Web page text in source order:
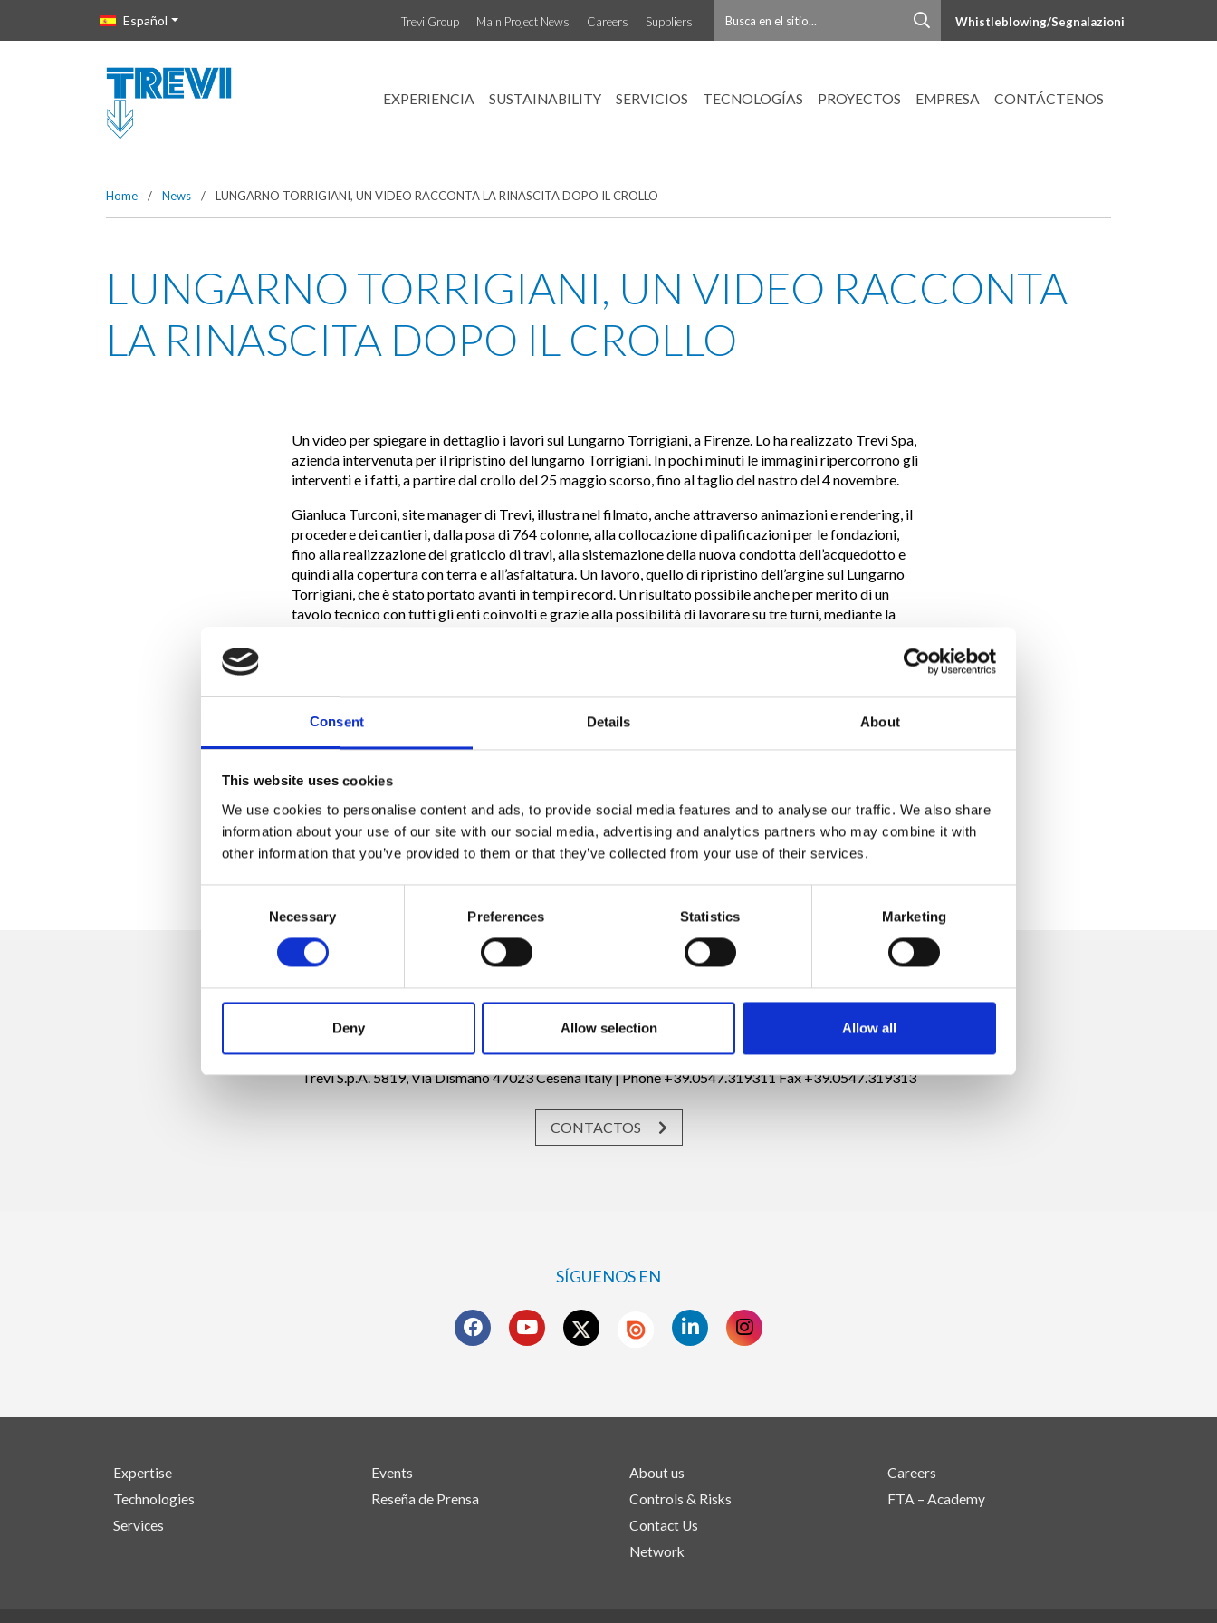
Consent Details About
This website uses cookies
We use cookies to personalise content and ads, to provide social media features and to analyse our traffic. We also share
information about your use of our site with our social media, advertising and analytics partners who may combine it with
other information that you’ve provided to them or that they’ve collected from your use of their services.
Necessary Preferences Statistics Marketing
Deny Allow selection Allow all
Español Trevi Group Main Project News Careers Suppliers Whistleblowing/Segnalazioni
EXPERIENCIA SUSTAINABILITY SERVICIOS TECNOLOGÍAS PROYECTOS EMPRESA CONTÁCTENOS
Home / News / LUNGARNO TORRIGIANI, UN VIDEO RACCONTA LA RINASCITA DOPO IL CROLLO
LUNGARNO TORRIGIANI, UN VIDEO RACCONTA
LA RINASCITA DOPO IL CROLLO
Un video per spiegare in dettaglio i lavori sul Lungarno Torrigiani, a Firenze. Lo ha realizzato Trevi Spa,
azienda intervenuta per il ripristino del lungarno Torrigiani. In pochi minuti le immagini ripercorrono gli
interventi e i fatti, a partire dal crollo del 25 maggio scorso, fino al taglio del nastro del 4 novembre.
Gianluca Turconi, site manager di Trevi, illustra nel filmato, anche attraverso animazioni e rendering, il
procedere dei cantieri, dalla posa di 764 colonne, alla collocazione di palificazioni per le fondazioni,
fino alla realizzazione del graticcio di travi, alla sistemazione della nuova condotta dell’acquedotto e
quindi alla copertura con terra e all’asfaltatura. Un lavoro, quello di ripristino dell’argine sul Lungarno
Torrigiani, che è stato portato avanti in tempi record. Un risultato possibile anche per merito di un
tavolo tecnico con tutti gli enti coinvolti e grazie alla possibilità di lavorare su tre turni, mediante la
propria società d’ingegneria, Ingegnerie Toscane, di predisporre il progetto per le opere di ripristino. Le
prime lavorazioni sono state realizzate direttamente da Publiacqua, che si è avvalsa di alcune aziende
sua volta utilizzato altre ditte per interventi specifici. Fino al taglio del nastro nella data prevista, in
occasione dell’anniversario dell’Alluvione.
di Lisa Ciardi, La Nazione Firenze (17 novembre 2016)
Solicitar información
Trevi S.p.A. 5819, Via Dismano 47023 Cesena Italy | Phone +39.0547.319311 Fax +39.0547.319313
CONTACTOS
SÍGUENOS EN
Expertise
Technologies
Services
Events
Reseña de Prensa
About us
Controls & Risks
Contact Us
Network
Careers
FTA – Academy